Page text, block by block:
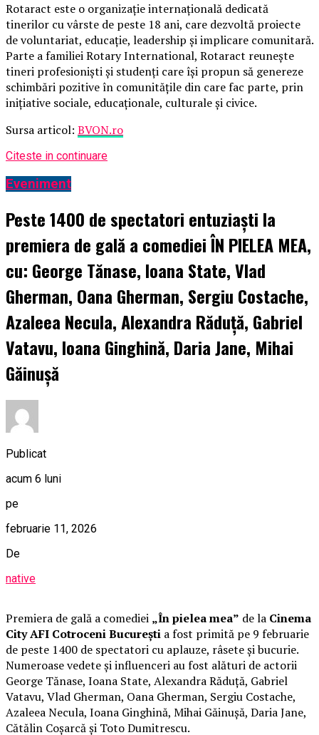
Rotaract este o organizație internațională dedicată
tinerilor cu vârste de peste 18 ani, care dezvoltă proiecte
de voluntariat, educație, leadership și implicare comunitară.
Parte a familiei Rotary International, Rotaract reunește
tineri profesioniști și studenți care își propun să genereze
schimbări pozitive în comunitățile din care fac parte, prin
inițiative sociale, educaționale, culturale și civice.
Sursa articol: BVON.ro
Citeste in continuare
Eveniment
Peste 1400 de spectatori entuziaști la
premiera de gală a comediei ÎN PIELEA MEA,
cu: George Tănase, Ioana State, Vlad
Gherman, Oana Gherman, Sergiu Costache,
Azaleea Necula, Alexandra Răduță, Gabriel
Vatavu, Ioana Ginghină, Daria Jane, Mihai
Găinușă
Publicat
acum 6 luni
pe
februarie 11, 2026
De
native
Premiera de gală a comediei „În pielea mea” de la Cinema
City AFI Cotroceni București a fost primită pe 9 februarie
de peste 1400 de spectatori cu aplauze, râsete și bucurie.
Numeroase vedete și influenceri au fost alături de actorii
George Tănase, Ioana State, Alexandra Răduță, Gabriel
Vatavu, Vlad Gherman, Oana Gherman, Sergiu Costache,
Azaleea Necula, Ioana Ginghină, Mihai Găinușă, Daria Jane,
Cătălin Coșarcă și Toto Dumitrescu.